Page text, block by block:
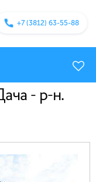
+7 (3812) 63-55-88
- р-н.